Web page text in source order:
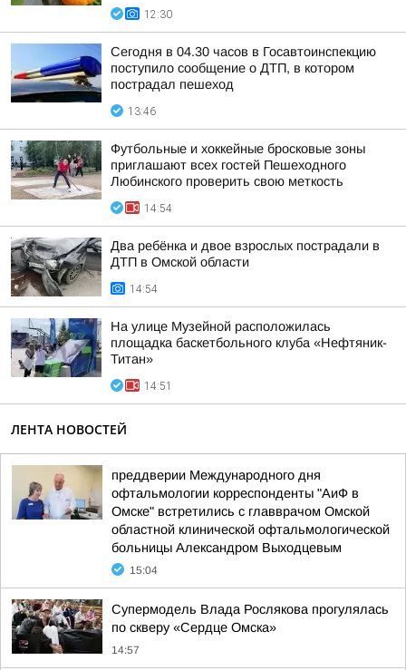
12:30
Сегодня в 04.30 часов в Госавтоинспекцию
поступило сообщение о ДТП, в котором
пострадал пешеход
13:46
Футбольные и хоккейные бросковые зоны
приглашают всех гостей Пешеходного
Любинского проверить свою меткость
14:54
Два ребёнка и двое взрослых пострадали в
ДТП в Омской области
14:54
На улице Музейной расположилась
площадка баскетбольного клуба «Нефтяник-
Титан»
14:51
ЛЕНТА НОВОСТЕЙ
преддверии Международного дня
офтальмологии корреспонденты "АиФ в
Омске" встретились с главврачом Омской
областной клинической офтальмологической
больницы Александром Выходцевым
15:04
Супермодель Влада Рослякова прогулялась
по скверу «Сердце Омска»
14:57